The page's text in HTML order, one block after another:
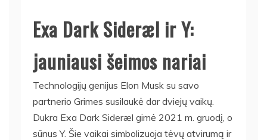
Exa Dark Sideræl ir Y:
jauniausi šeimos nariai
Technologijų genijus Elon Musk su savo
partnerio Grimes susilaukė dar dviejų vaikų.
Dukra Exa Dark Sideræl gimė 2021 m. gruodį, o
sūnus Y. Šie vaikai simbolizuoja tėvų atvirumą ir